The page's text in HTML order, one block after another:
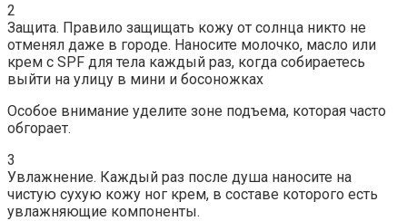
2
Защита. Правило защищать кожу от солнца никто не
отменял даже в городе. Наносите молочко, масло или
крем c SPF для тела каждый раз, когда собираетесь
выйти на улицу в мини и босоножках
Особое внимание уделите зоне подъема, которая часто
обгорает.
3
Увлажнение. Каждый раз после душа наносите на
чистую сухую кожу ног крем, в составе которого есть
увлажняющие компоненты.